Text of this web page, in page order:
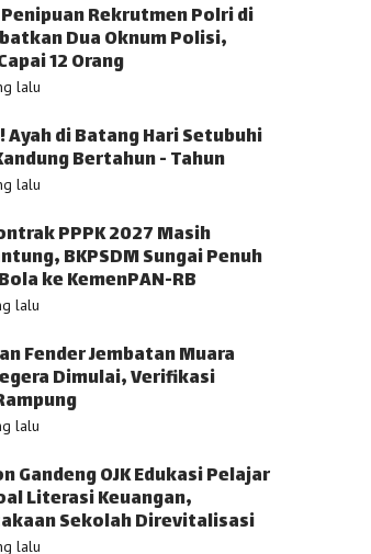
Rekrutmen Polri di
Dua Oknum Polisi,
12 Orang
lalu
Ayah di Batang Hari Setubuhi
Bertahun - Tahun
lalu
PPPK 2027 Masih
BKPSDM Sungai Penuh
ke KemenPAN-RB
lalu
Fender Jembatan Muara
Dimulai, Verifikasi
lalu
Gandeng OJK Edukasi Pelajar
Literasi Keuangan,
Sekolah Direvitalisasi
lalu